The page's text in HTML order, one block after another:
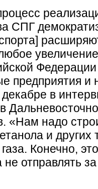
СПГ
предприятия и
в
«Нам надо
и
Конечно,
отправлять